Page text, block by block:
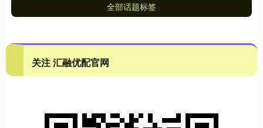
全部话题标签
关注 汇融优配官网